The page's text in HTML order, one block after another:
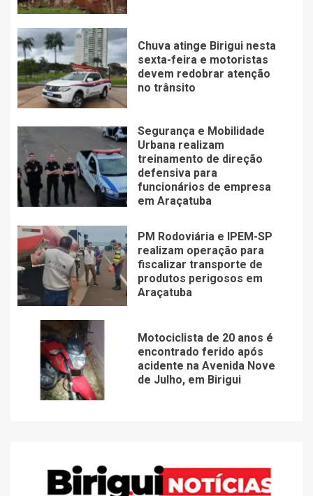
Chuva atinge Birigui nesta
sexta-feira e motoristas
devem redobrar atenção
no trânsito
Segurança e Mobilidade
Urbana realizam
treinamento de direção
defensiva para
funcionários de empresa
em Araçatuba
PM Rodoviária e IPEM-SP
realizam operação para
fiscalizar transporte de
produtos perigosos em
Araçatuba
Motociclista de 20 anos é
encontrado ferido após
acidente na Avenida Nove
de Julho, em Birigui